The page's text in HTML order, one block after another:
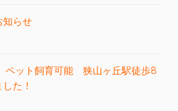
知らせ
ット飼育可能 狭山ヶ丘駅徒歩8
た！